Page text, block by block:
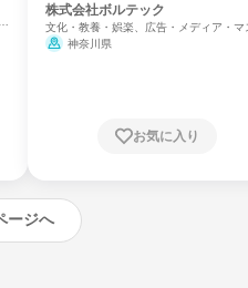
門
株式会社ボルテック
文化・教養・娯楽、広告・メディア・マ
ミ、電力・ガス・水道・エネルギー
神奈川県
お気に入り
ージへ